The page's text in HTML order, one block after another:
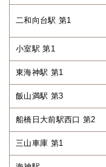
二和向台駅 第1
小室駅 第1
東海神駅 第1
飯山満駅 第3
船橋日大前駅西口 第2
三山車庫 第1